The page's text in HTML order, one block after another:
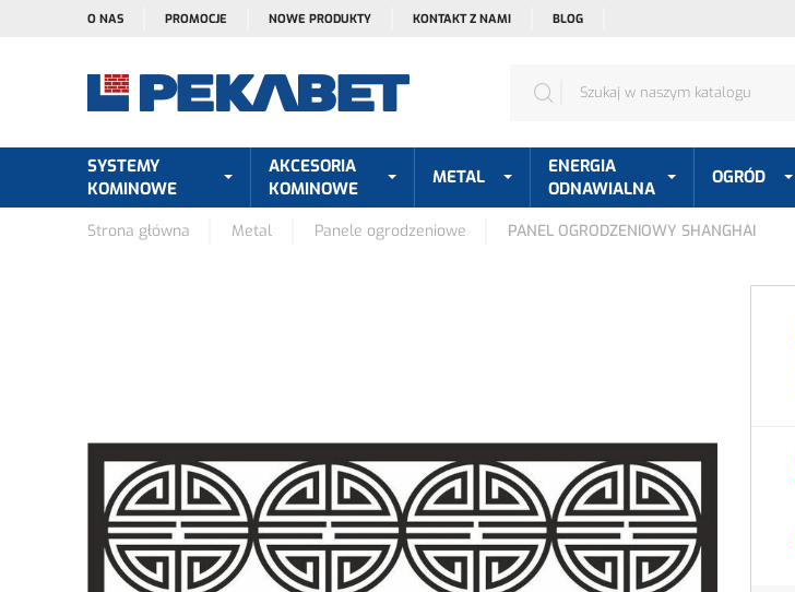
O NAS PROMOCJE NOWE PRODUKTY KONTAKT Z NAMI BLOG
SYSTEMY
KOMINOWE
AKCESORIA
KOMINOWE
METAL
ENERGIA
ODNAWIALNA
OGRÓD
Strona główna Metal Panele ogrodzeniowe PANEL OGRODZENIOWY SHANGHAI